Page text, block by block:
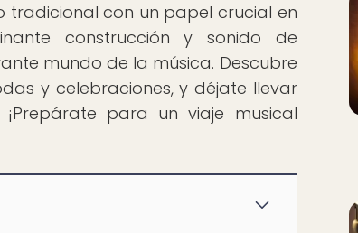
tradicional con un papel crucial en
construcción y sonido de
mundo de la música. Descubre
y celebraciones, y déjate llevar
para un viaje musical